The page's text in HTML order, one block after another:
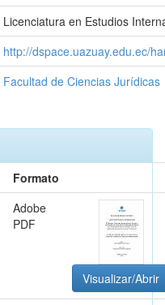
Licenciatura en Estudios
http://dspace.uazuay.edu.ec/
Facultad de Ciencias Jurídicas
Formato
Adobe
PDF
Visualizar/Abrir